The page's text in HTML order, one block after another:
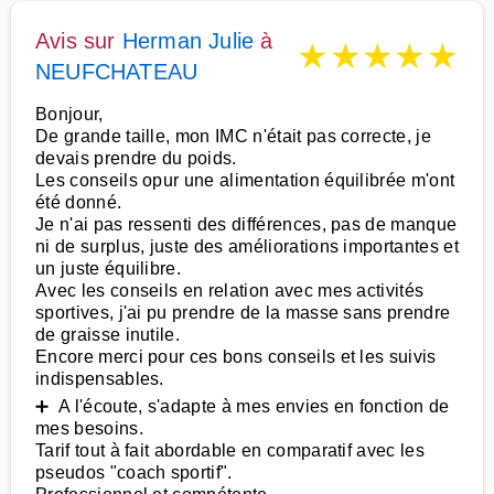
Avis sur Herman Julie à
NEUFCHATEAU
★★★★★
Bonjour,
De grande taille, mon IMC n'était pas correcte, je
devais prendre du poids.
Les conseils opur une alimentation équilibrée m'ont
été donné.
Je n'ai pas ressenti des différences, pas de manque
ni de surplus, juste des améliorations importantes et
un juste équilibre.
Avec les conseils en relation avec mes activités
sportives, j'ai pu prendre de la masse sans prendre
de graisse inutile.
Encore merci pour ces bons conseils et les suivis
indispensables.
➕ A l'écoute, s'adapte à mes envies en fonction de
mes besoins.
Tarif tout à fait abordable en comparatif avec les
pseudos "coach sportif".